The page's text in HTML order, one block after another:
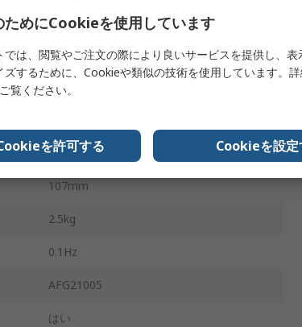
はい
266mm
CE
293mm
107mm
2.5kg
0.1Hz
AFG21005
はい
ためにCookieを使用しています
では、閲覧やご注文の際により良いサービスを提供し、表
するために、Cookieや類似の技術を使用しています。詳
覧ください。
を許可する Cookieを設定